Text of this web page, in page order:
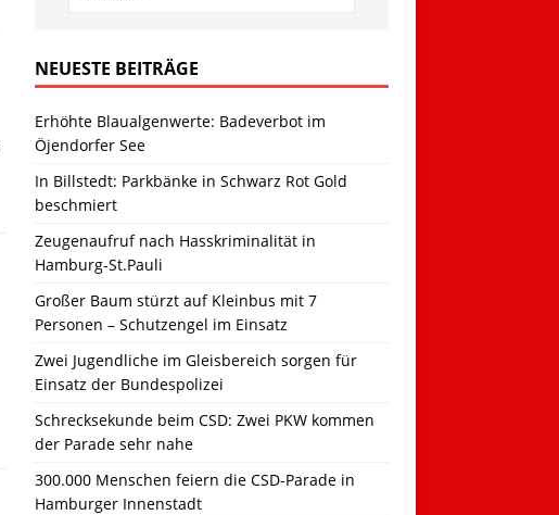
NEUESTE BEITRÄGE
Erhöhte Blaualgenwerte: Badeverbot im
Öjendorfer See
In Billstedt: Parkbänke in Schwarz Rot Gold
beschmiert
Zeugenaufruf nach Hasskriminalität in
Hamburg-St.Pauli
Großer Baum stürzt auf Kleinbus mit 7
Personen – Schutzengel im Einsatz
Zwei Jugendliche im Gleisbereich sorgen für
Einsatz der Bundespolizei
Schrecksekunde beim CSD: Zwei PKW kommen
der Parade sehr nahe
300.000 Menschen feiern die CSD-Parade in
Hamburger Innenstadt